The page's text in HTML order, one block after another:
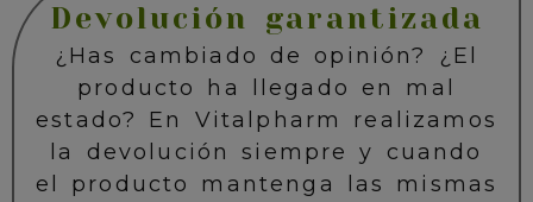
Devolución garantizada
¿Has cambiado de opinión? ¿El
producto ha llegado en mal
estado? En Vitalpharm realizamos
la devolución siempre y cuando
el producto mantenga las mismas